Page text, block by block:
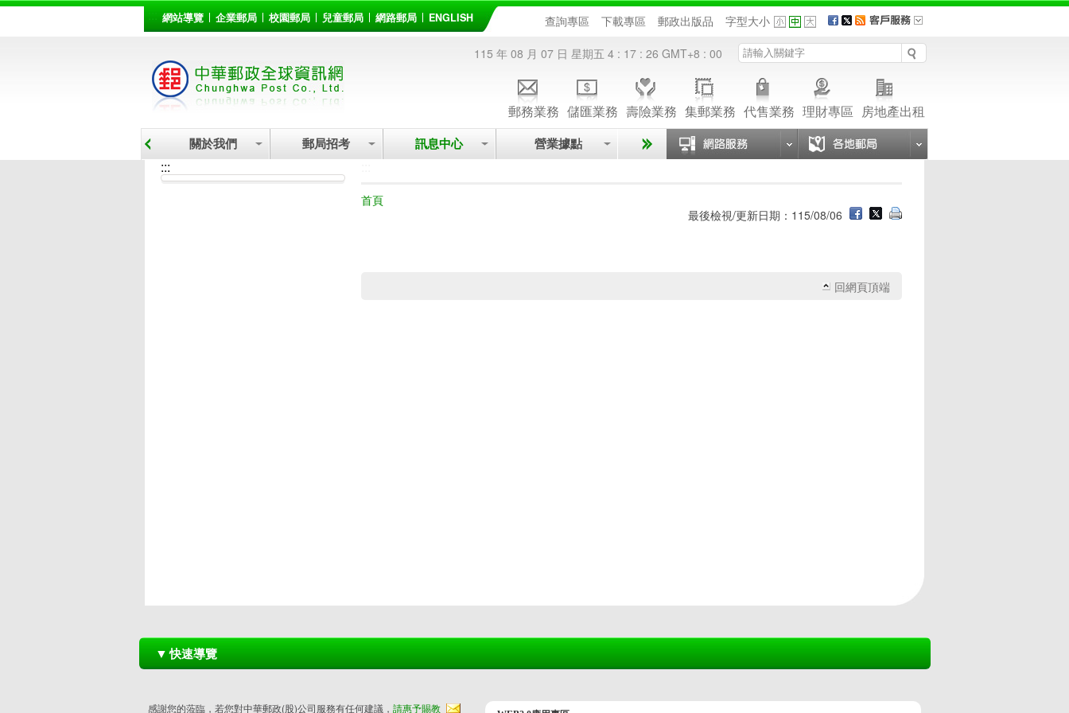
::: 網站導覽 企業郵局 校園郵局 兒童郵局 網路郵局 ENGLISH 查詢專區 下載專區 郵政出版品 字型大小
115 年 08 月 07 日 星期五 4 : 17 : 26 GMT+8 : 00
郵務業務 儲匯業務 壽險業務 集郵業務 代售業務 理財專區 房地產出租
關於我們 郵局招考 訊息中心 營業據點
:::
首頁
最後檢視/更新日期：115/08/06
回網頁頂端
▼快速導覽
感謝您的蒞臨，若您對中華郵政(股)公司服務有任何建議， 請惠予賜教